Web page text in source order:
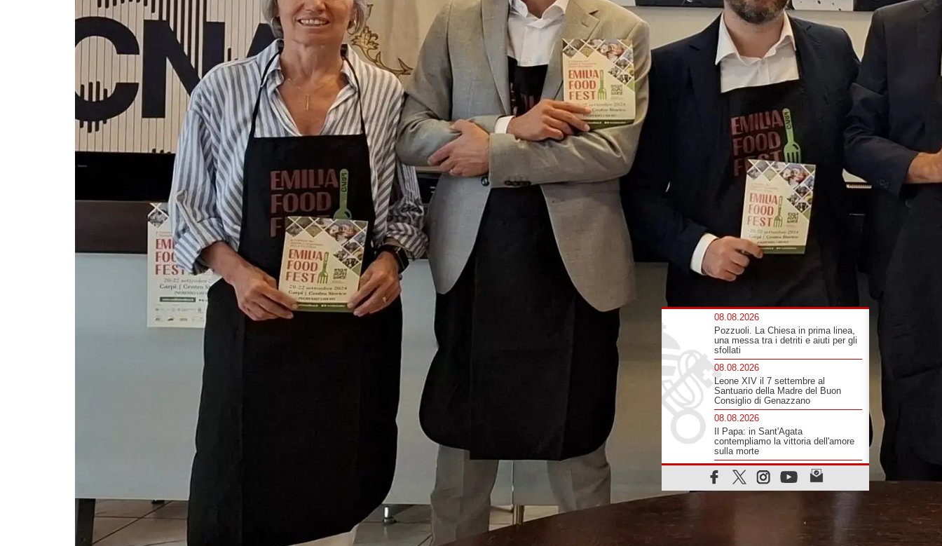
08.08.2026
Pozzuoli. La Chiesa in prima linea,
una messa tra i detriti e aiuti per gli
sfollati
08.08.2026
Leone XIV il 7 settembre al
Santuario della Madre del Buon
Consiglio di Genazzano
08.08.2026
Il Papa: in Sant'Agata
contempliamo la vittoria dell'amore
sulla morte
08.08.2026
Hebdomada Papae: il Gr in latino
dell'8 agosto
Spin Time, Reina: Cristo non abita
nei palazzi del potere ma si